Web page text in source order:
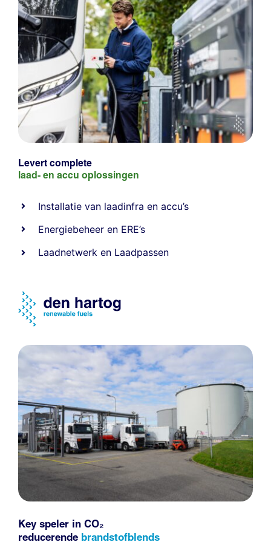
Levert complete
laad- en accu oplossingen
Installatie van laadinfra en accu’s
Energiebeheer en ERE’s
Laadnetwerk en Laadpassen
Key speler in CO₂
reducerende brandstofblends